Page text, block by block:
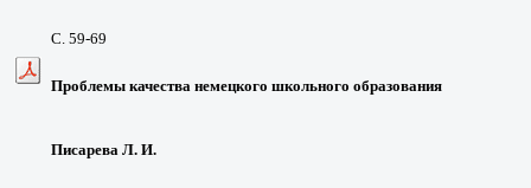
С. 59-69
Проблемы качества немецкого школьного образования
Писарева Л. И.